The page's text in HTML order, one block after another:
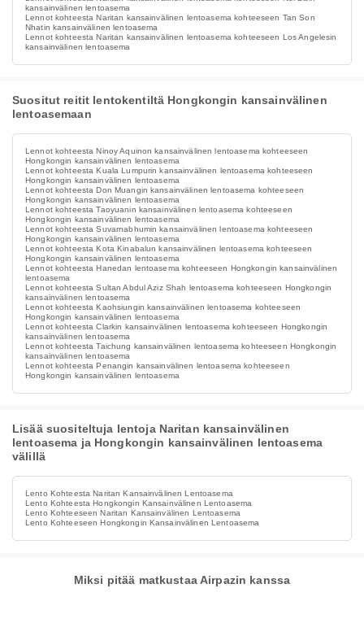
kansainvälinen lentoasema
Lennot kohteesta Naritan kansainvälinen lentoasema kohteeseen Tan Son
Nhatin kansainvälinen lentoasema
Lennot kohteesta Naritan kansainvälinen lentoasema kohteeseen Los Angelesin
kansainvälinen lentoasema
Suositut reitit lentokentiltä Hongkongin kansainvälinen
lentoasemaan
Lennot kohteesta Ninoy Aquinon kansainvälinen lentoasema kohteeseen
Hongkongin kansainvälinen lentoasema
Lennot kohteesta Kuala Lumpurin kansainvälinen lentoasema kohteeseen
Hongkongin kansainvälinen lentoasema
Lennot kohteesta Don Muangin kansainvälinen lentoasema kohteeseen
Hongkongin kansainvälinen lentoasema
Lennot kohteesta Taoyuanin kansainvälinen lentoasema kohteeseen
Hongkongin kansainvälinen lentoasema
Lennot kohteesta Suvarnabhumin kansainvälinen lentoasema kohteeseen
Hongkongin kansainvälinen lentoasema
Lennot kohteesta Kota Kinabalun kansainvälinen lentoasema kohteeseen
Hongkongin kansainvälinen lentoasema
Lennot kohteesta Hanedan lentoasema kohteeseen Hongkongin kansainvälinen
lentoasema
Lennot kohteesta Sultan Abdul Aziz Shah lentoasema kohteeseen Hongkongin
kansainvälinen lentoasema
Lennot kohteesta Kaohsiungin kansainvälinen lentoasema kohteeseen
Hongkongin kansainvälinen lentoasema
Lennot kohteesta Clarkin kansainvälinen lentoasema kohteeseen Hongkongin
kansainvälinen lentoasema
Lennot kohteesta Taichung kansainvälinen lentoasema kohteeseen Hongkongin
kansainvälinen lentoasema
Lennot kohteesta Penangin kansainvälinen lentoasema kohteeseen
Hongkongin kansainvälinen lentoasema
Lisää suositeltuja lentoja Naritan kansainvälinen
lentoasema ja Hongkongin kansainvälinen lentoasema
välillä
Lento Kohteesta Naritan Kansainvälinen Lentoasema
Lento Kohteesta Hongkongin Kansainvälinen Lentoasema
Lento Kohteeseen Naritan Kansainvälinen Lentoasema
Lento Kohteeseen Hongkongin Kansainvälinen Lentoasema
Miksi pitää matkustaa Airpazin kanssa